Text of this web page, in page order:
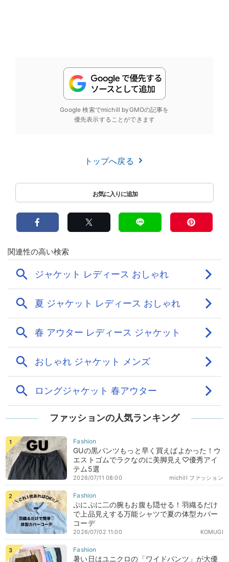
Google 検索でmichill byGMOの記事を
優先表示することができます
トップへ戻る
ファッションの人気ランキング
GUの黒パンツもっと早く買えばよかった！ウ
エストゴムでラクなのに美脚見え♡優秀アイ
テム5選
michill ファッション
2026/07/11 08:00
ぷにぷに二の腕もお腹も隠せる！羽織るだけ
で上品見えする万能シャツで夏の体型カバー
コーデ
KOMUGI
2026/07/02 11:00
暑い日はユニクロの「ワイドパンツ」が大優